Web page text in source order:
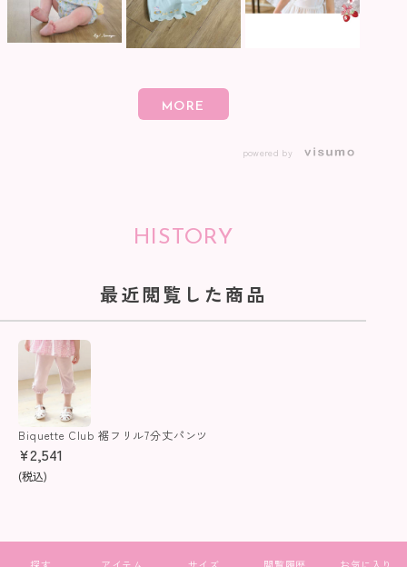
powered by
HISTORY
最近閲覧した商品
Biquette Club 裾フリル7分丈パンツ
¥2,541
(税込)